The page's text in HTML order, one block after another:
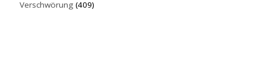
Verschwörung (409)